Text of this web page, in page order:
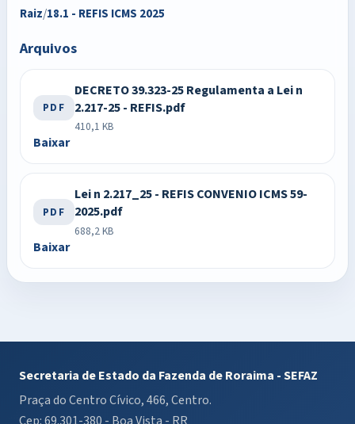
Raiz/18.1 - REFIS ICMS 2025
Arquivos
PDF
DECRETO 39.323-25 Regulamenta a Lei n
2.217-25 - REFIS.pdf
410,1 KB
Baixar
PDF
Lei n 2.217_25 - REFIS CONVENIO ICMS 59-
2025.pdf
688,2 KB
Baixar
Secretaria de Estado da Fazenda de Roraima - SEFAZ
Praça do Centro Cívico, 466, Centro.